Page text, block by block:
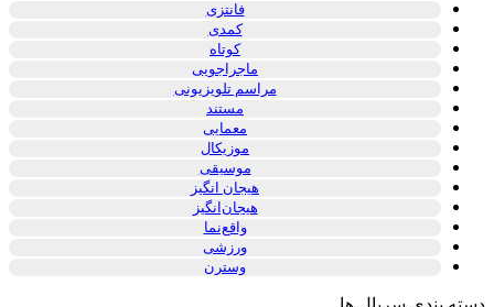
فانتزی
کمدی
کوتاه
ماجراجویی
مراسم تلویزیونی
مستند
معمایی
موزیکال
موسیقی
هیجان انگیز
هیجان‌انگیز
واقع‌نما
ورزشی
وسترن